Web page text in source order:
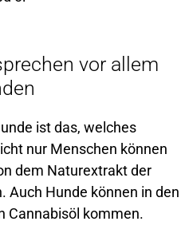
vor allem
ist das, welches
nur Menschen können
dem Naturextrakt der
Auch Hunde können in den
Cannabisöl kommen.